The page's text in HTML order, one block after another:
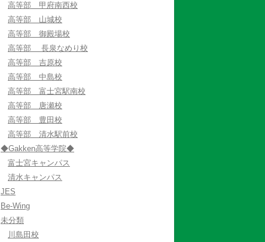
高等部 甲府南西校
高等部 山城校
高等部 御殿場校
高等部 長泉なめり校
高等部 吉原校
高等部 中島校
高等部 富士宮駅南校
高等部 唐瀬校
高等部 豊田校
高等部 清水駅前校
◆Gakken高等学院◆
富士宮キャンパス
清水キャンパス
JES
Be-Wing
未分類
川島田校